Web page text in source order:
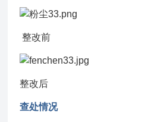
整改前
整改后
查处情况